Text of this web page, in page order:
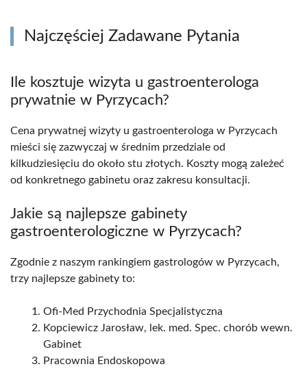
Najczęściej Zadawane Pytania
Ile kosztuje wizyta u gastroenterologa
prywatnie w Pyrzycach?
Cena prywatnej wizyty u gastroenterologa w Pyrzycach
mieści się zazwyczaj w średnim przedziale od
kilkudziesięciu do około stu złotych. Koszty mogą zależeć
od konkretnego gabinetu oraz zakresu konsultacji.
Jakie są najlepsze gabinety
gastroenterologiczne w Pyrzycach?
Zgodnie z naszym rankingiem gastrologów w Pyrzycach,
trzy najlepsze gabinety to:
Ofi-Med Przychodnia Specjalistyczna
Kopciewicz Jarosław, lek. med. Spec. chorób wewn.
Gabinet
Pracownia Endoskopowa